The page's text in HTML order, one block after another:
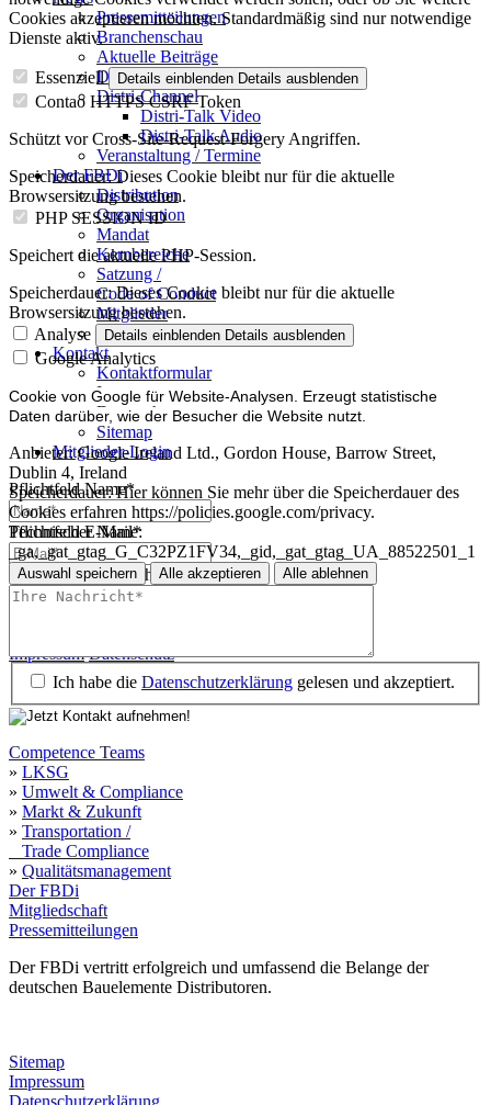
Pressemitteilungen
Branchenschau
Aktuelle Beiträge
Dossier – 20 Jahre FBDi
Distri-Channel
Distri-Talk Video
Distri-Talk Audio
Veranstaltung / Termine
Der FBDi
Distribution
Organisation
Mandat
Kernbereiche
Satzung /
Code of Conduct
Mitglieder
Mitglied werden
Kontakt
Kontaktformular
Impressum
Datenschutz
Sitemap
Mitglieder-Login
PflichtfeldName*
PflichtfeldE-Mail*
PflichtfeldIhre Nachricht *
Ich habe die Datenschutzerklärung gelesen und akzeptiert.
Competence Teams
» LKSG
» Umwelt & Compliance
» Markt & Zukunft
» Transportation /
Trade Compliance
» Qualitätsmanagement
Der FBDi
Mitgliedschaft
Pressemitteilungen
Der FBDi vertritt erfolgreich und umfassend die Belange der
deutschen Bauelemente Distributoren.
Sitemap
Impressum
Datenschutzerklärung
Cookies akzeptieren möchten. Standardmäßig sind nur notwendige
Dienste aktiv.
Essenziell Details einblenden Details ausblenden
Contao HTTPS CSRF Token
Schützt vor Cross-Site-Request-Forgery Angriffen.
Speicherdauer:Dieses Cookie bleibt nur für die aktuelle
Browsersitzung bestehen.
PHP SESSION ID
Speichert die aktuelle PHP-Session.
Speicherdauer:Dieses Cookie bleibt nur für die aktuelle
Browsersitzung bestehen.
Analyse
Details einblenden Details ausblenden
Google Analytics
Cookie von Google für Website-Analysen. Erzeugt statistische
Daten darüber, wie der Besucher die Website nutzt.
Anbieter:Google Ireland Ltd., Gordon House, Barrow Street,
Dublin 4, Ireland
Speicherdauer:Hier können Sie mehr über die Speicherdauer des
Cookies erfahren https://policies.google.com/privacy.
Technischer Name:
_ga,_gat_gtag_G_C32PZ1FV34,_gid,_gat_gtag_UA_88522501_1
Auswahl speichern Alle akzeptieren Alle ablehnen
Impressum Datenschutz